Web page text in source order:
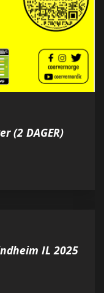
(2 DAGER)
IL 2025